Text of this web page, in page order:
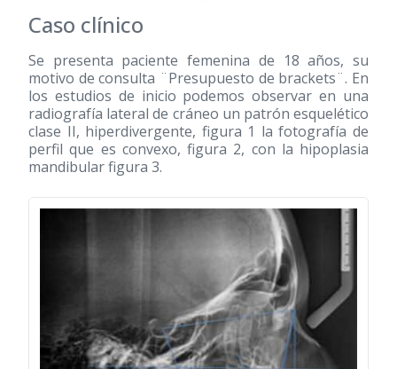
Caso clínico
Se presenta paciente femenina de 18 años, su
motivo de consulta ¨Presupuesto de brackets¨. En
los estudios de inicio podemos observar en una
radiografía lateral de cráneo un patrón esquelético
clase II, hiperdivergente, figura 1 la fotografía de
perfil que es convexo, figura 2, con la hipoplasia
mandibular figura 3.